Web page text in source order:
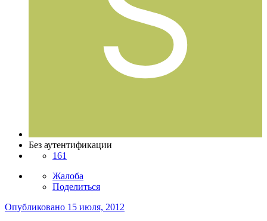
Без аутентификации
161
Жалоба
Поделиться
Опубликовано 15 июля, 2012